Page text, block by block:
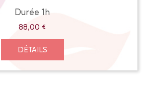
Durée 1h
88,00 €
DÉTAILS